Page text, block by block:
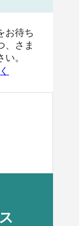
お待ち
、さま
。